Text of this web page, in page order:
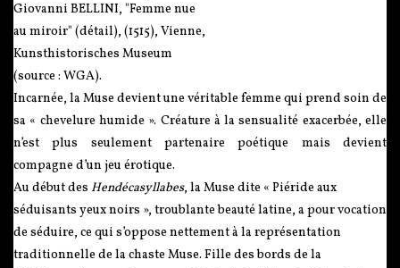
Giovanni BELLINI, "Femme nue
au miroir" (détail), (1515), Vienne,
Kunsthistorisches Museum
(source : WGA).
Incarnée, la Muse devient une véritable femme qui prend soin de
sa « chevelure humide ». Créature à la sensualité exacerbée, elle
n’est plus seulement partenaire poétique mais devient
compagne d’un jeu érotique.
Au début des Hendécasyllabes, la Muse dite « Piéride aux
séduisants yeux noirs », troublante beauté latine, a pour vocation
de séduire, ce qui s’oppose nettement à la représentation
traditionnelle de la chaste Muse. Fille des bords de la